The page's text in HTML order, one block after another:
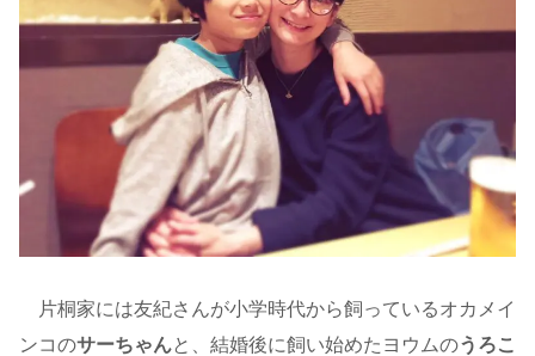
片桐家には友紀さんが小学時代から飼っているオカメイ
ンコのサーちゃんと、結婚後に飼い始めたヨウムのうろこ